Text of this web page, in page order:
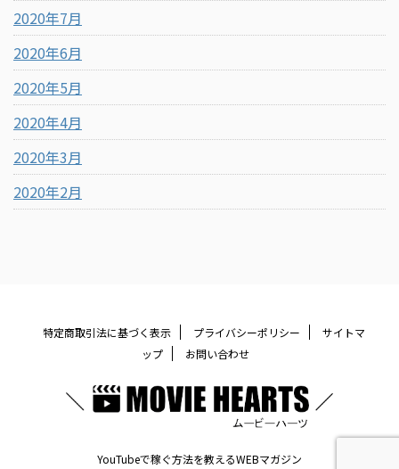
2020年7月
2020年6月
2020年5月
2020年4月
2020年3月
2020年2月
特定商取引法に基づく表示 プライバシーポリシー
サイトマ
ップ
お問い合わせ
YouTubeで稼ぐ方法を教えるWEBマガジン